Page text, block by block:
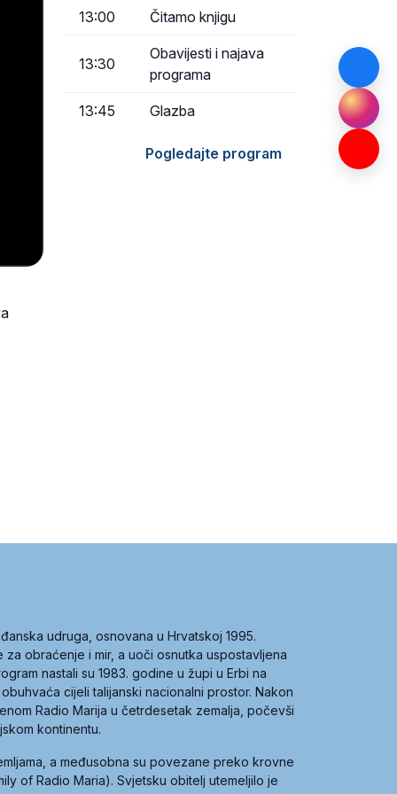
13:00 Čitamo knjigu
13:30
Obavijesti i najava
programa
13:45 Glazba
Pogledajte program
udruga, osnovana u Hrvatskoj 1995.
obraćenje i mir, a uoči osnutka uspostavljena
nastali su 1983. godine u župi u Erbi na
cijeli talijanski nacionalni prostor. Nakon
Radio Marija u četrdesetak zemalja, počevši
kontinentu.
a međusobna su povezane preko krovne
of Radio Maria). Svjetsku obitelj utemeljilo je